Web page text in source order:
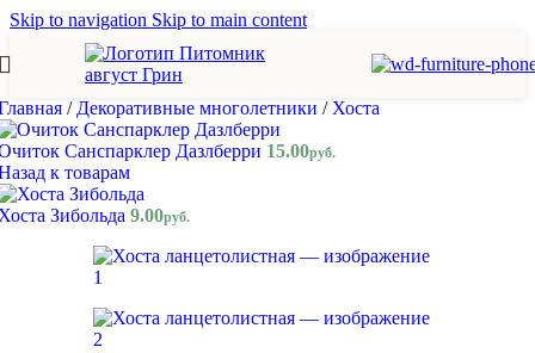
Skip to navigation Skip to main content
/ Декоративные многолетники / Хоста
Санспарклер Дазлберри 15.00руб.
к товарам
Зибольда 9.00руб.